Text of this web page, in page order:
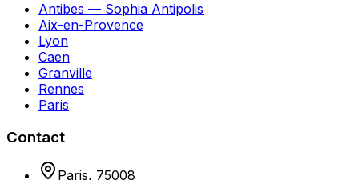
Antibes — Sophia Antipolis
Aix-en-Provence
Lyon
Caen
Granville
Rennes
Paris
Contact
Paris, 75008